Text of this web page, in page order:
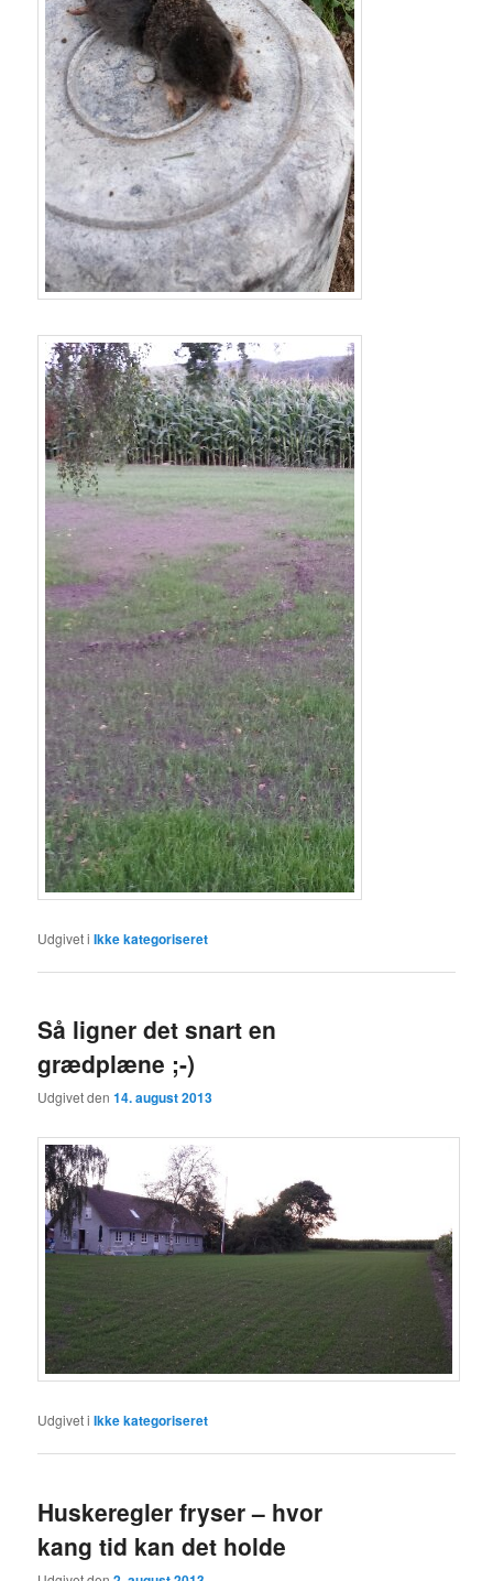
Udgivet i Ikke kategoriseret
Så ligner det snart en
grædplæne ;-)
Udgivet den14. august 2013
Udgivet i Ikke kategoriseret
Huskeregler fryser – hvor
kang tid kan det holde